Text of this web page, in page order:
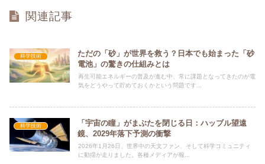
関連記事
科学技術
ただの「砂」が世界を救う？日本でも始まった「砂
電池」の驚きの仕組みとは
再生可能エネルギーの普及が進む中、常に課題となってきたのが電
気をどうやって貯めておくかという問題です...
科学技術
「宇宙の瞳」がまぶたを閉じる日：ハッブル望遠
鏡、2029年落下予測の衝撃
2026年1月26日、世界中の天文ファン、そして科学コミュニティ
に動揺が走りました。各種メディアが報...